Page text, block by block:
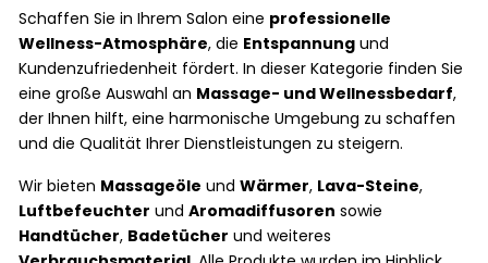
Schaffen Sie in Ihrem Salon eine professionelle
Wellness-Atmosphäre, die Entspannung und
Kundenzufriedenheit fördert. In dieser Kategorie finden Sie
eine große Auswahl an Massage- und Wellnessbedarf,
der Ihnen hilft, eine harmonische Umgebung zu schaffen
und die Qualität Ihrer Dienstleistungen zu steigern.
Wir bieten Massageöle undWärmer, Lava-Steine,
Luftbefeuchter undAromadiffusoren sowie
Handtücher, Badetücher und weiteres